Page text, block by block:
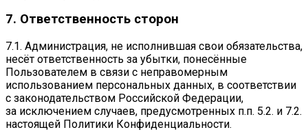
7. Ответственность сторон
7.1. Администрация, не исполнившая свои обязательства,
несёт ответственность за убытки, понесённые
Пользователем в связи с неправомерным
использованием персональных данных, в соответствии
с законодательством Российской Федерации,
за исключением случаев, предусмотренных п.п. 5.2. и 7.2.
настоящей Политики Конфиденциальности.